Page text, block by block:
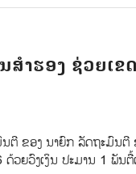
ສຳຮອງ ຊ່ວຍເ
ຕີ ຂອງ ນາຍົກ ລັດຖະມົນຕີ
ວຍວົງເງິນ ປະມານ 1 ພັນຕື້